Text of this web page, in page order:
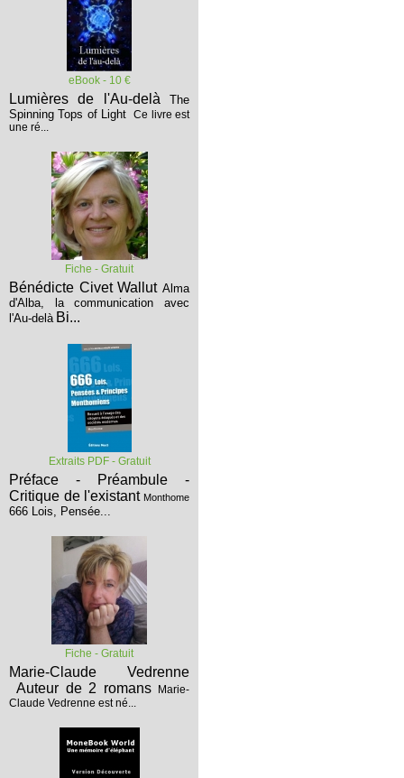
eBook - 10 €
Lumières de l'Au-delà The
Spinning Tops of Light Ce livre est
une ré...
Fiche - Gratuit
Bénédicte Civet Wallut Alma
d'Alba, la communication avec
l'Au-delà Bi...
Extraits PDF - Gratuit
Préface - Préambule -
Critique de l'existant Monthome
666 Lois, Pensée...
Fiche - Gratuit
Marie-Claude Vedrenne
Auteur de 2 romans
Marie-
Claude Vedrenne est né...